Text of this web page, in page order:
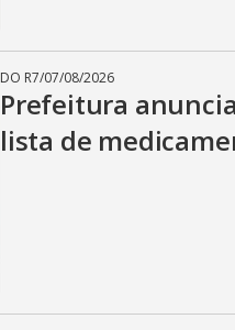
DO R7/07/08/2026
Prefeitura
lista de